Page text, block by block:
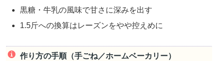
黒糖・牛乳の風味で甘さに深みを出す
1.5斤への換算はレーズンをやや控えめに
作り方の手順（手ごね／ホームベーカリー）